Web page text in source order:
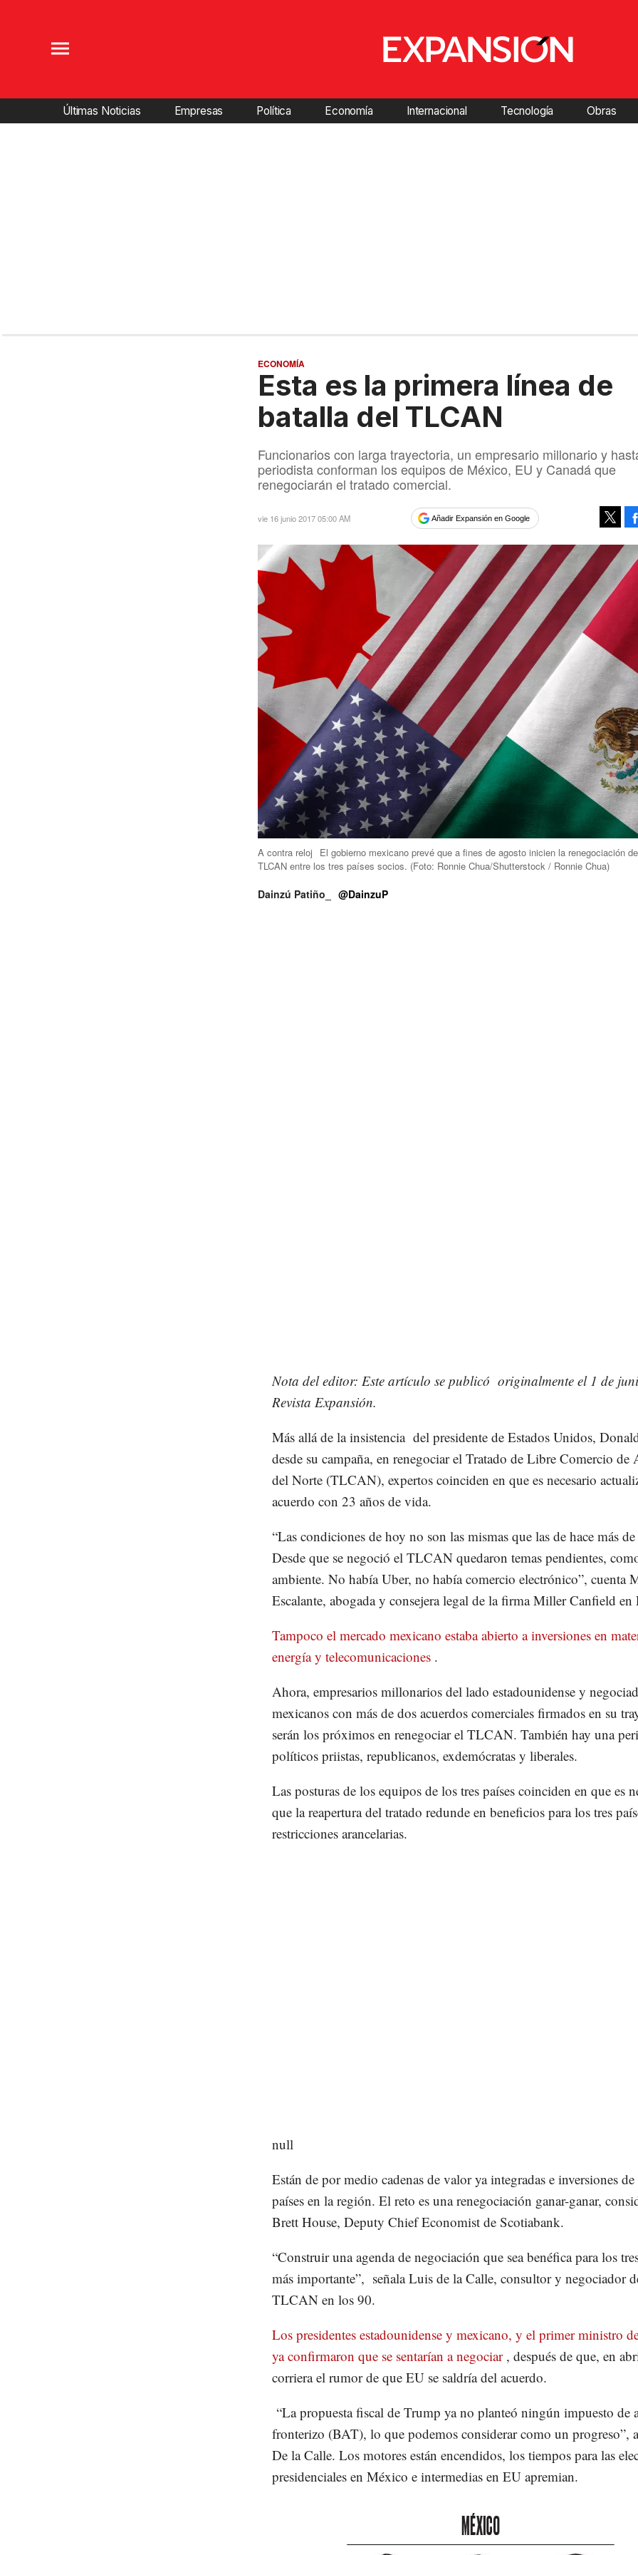
Últimas Noticias Empresas Política Economía Internacional Tecnología Obras
ECONOMÍA
Esta es la primera línea de
batalla del TLCAN
Funcionarios con larga trayectoria, un empresario millonario y
periodista conforman los equipos de México, EU y Canadá que
renegociarán el tratado comercial.
vie 16 junio 2017 05:00 AM Añadir Expansión en Google
A contra reloj
El gobierno mexicano prevé que a fines de agosto inicien la renegociación
TLCAN entre los tres países socios. (Foto: Ronnie Chua/Shutterstock / Ronnie Chua)
Dainzú Patiño_ @DainzuP
Nota del editor: Este artículo se publicó originalmente el 1 de
Revista Expansión.
Más allá de la insistencia del presidente de Estados Unidos,
desde su campaña, en renegociar el Tratado de Libre Comercio de
del Norte (TLCAN), expertos coinciden en que es necesario
acuerdo con 23 años de vida.
“Las condiciones de hoy no son las mismas que las de hace más
Desde que se negoció el TLCAN quedaron temas pendientes,
ambiente. No había Uber, no había comercio electrónico”, cuenta
Escalante, abogada y consejera legal de la firma Miller Canfield en
Tampoco el mercado mexicano estaba abierto a inversiones en
energía y telecomunicaciones .
Ahora, empresarios millonarios del lado estadounidense y
mexicanos con más de dos acuerdos comerciales firmados en su
serán los próximos en renegociar el TLCAN. También hay una
políticos priistas, republicanos, exdemócratas y liberales.
Las posturas de los equipos de los tres países coinciden en que es
que la reapertura del tratado redunde en beneficios para los tres
restricciones arancelarias.
null
Están de por medio cadenas de valor ya integradas e inversiones de
países en la región. El reto es una renegociación ganar-ganar,
Brett House, Deputy Chief Economist de Scotiabank.
“Construir una agenda de negociación que sea benéfica para los
más importante”, señala Luis de la Calle, consultor y negociador
TLCAN en los 90.
Los presidentes estadounidense y mexicano, y el primer ministro
ya confirmaron que se sentarían a negociar , después de que, en
corriera el rumor de que EU se saldría del acuerdo.
“La propuesta fiscal de Trump ya no planteó ningún impuesto de
fronterizo (BAT), lo que podemos considerar como un progreso”,
De la Calle. Los motores están encendidos, los tiempos para las
presidenciales en México e intermedias en EU apremian.